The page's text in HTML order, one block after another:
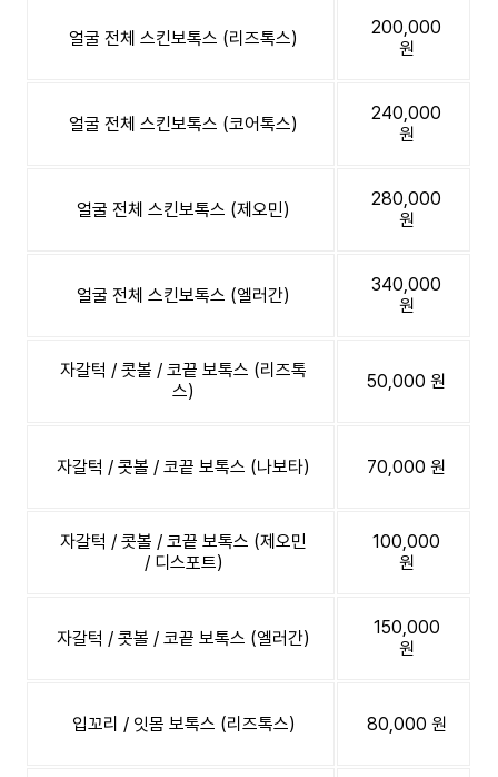
얼굴 전체 스킨보톡스 (리즈톡스)
200,000
원
얼굴 전체 스킨보톡스 (코어톡스)
240,000
원
얼굴 전체 스킨보톡스 (제오민)
280,000
원
얼굴 전체 스킨보톡스 (엘러간)
340,000
원
자갈턱 / 콧볼 / 코끝 보톡스 (리즈톡
스)
50,000 원
자갈턱 / 콧볼 / 코끝 보톡스 (나보타) 70,000 원
자갈턱 / 콧볼 / 코끝 보톡스 (제오민
/ 디스포트)
100,000
원
자갈턱 / 콧볼 / 코끝 보톡스 (엘러간)
150,000
원
입꼬리 / 잇몸 보톡스 (리즈톡스) 80,000 원